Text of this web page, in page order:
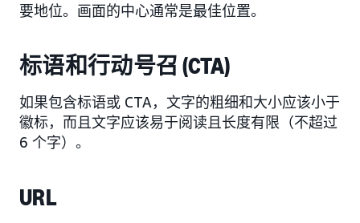
要地位。画面的中心通常是最佳位置。
标语和行动号召 (CTA)
如果包含标语或 CTA，文字的粗细和大小应该小于
徽标，而且文字应该易于阅读且长度有限（不超过
6 个字）。
URL